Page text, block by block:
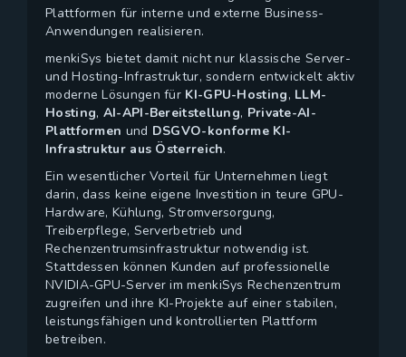
Plattformen für interne und externe Business-
Anwendungen realisieren.
menkiSys bietet damit nicht nur klassische Server-
und Hosting-Infrastruktur, sondern entwickelt aktiv
moderne Lösungen für KI-GPU-Hosting, LLM-
Hosting, AI-API-Bereitstellung, Private-AI-
Plattformen und DSGVO-konforme KI-
Infrastruktur aus Österreich.
Ein wesentlicher Vorteil für Unternehmen liegt
darin, dass keine eigene Investition in teure GPU-
Hardware, Kühlung, Stromversorgung,
Treiberpflege, Serverbetrieb und
Rechenzentrumsinfrastruktur notwendig ist.
Stattdessen können Kunden auf professionelle
NVIDIA-GPU-Server im menkiSys Rechenzentrum
zugreifen und ihre KI-Projekte auf einer stabilen,
leistungsfähigen und kontrollierten Plattform
betreiben.